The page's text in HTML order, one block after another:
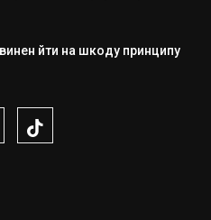
йти на шкоду принципу